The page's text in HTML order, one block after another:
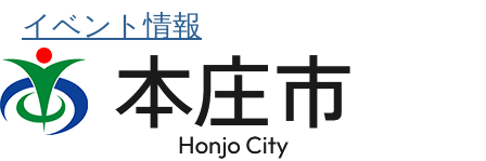
イベント情報
本
庄